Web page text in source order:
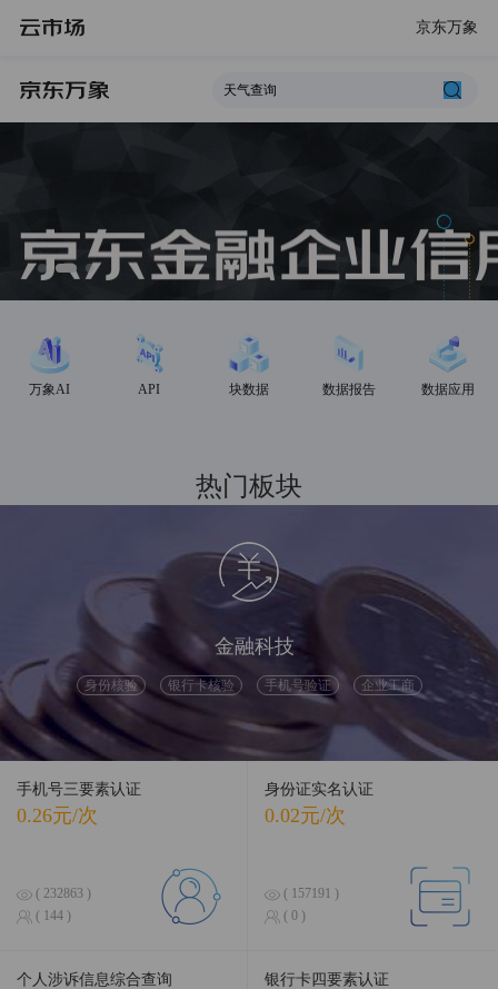
京东万象
万象AI API 块数据 数据报告 数据应用
热门板块
金融科技
身份核验 银行卡核验 手机号验证 企业工商
手机号三要素认证
0.26元/次
( 232863 )
( 144 )
身份证实名认证
0.02元/次
( 157191 )
( 0 )
个人涉诉信息综合查询 银行卡四要素认证